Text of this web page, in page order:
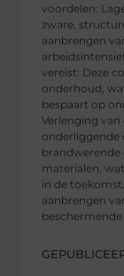
voordelen:
zware,
aanbrengen
vereist: Deze
onderhoud,
bespaart op
Verlenging
onderliggende
brandwerende
materialen,
in de
aanbrengen
beschermende